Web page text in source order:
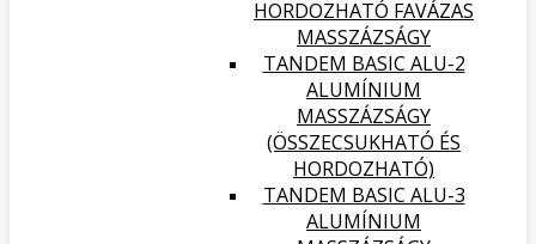
HORDOZHATÓ FAVÁZAS
MASSZÁZSÁGY
TANDEM BASIC ALU-2
ALUMÍNIUM
MASSZÁZSÁGY
(ÖSSZECSUKHATÓ ÉS
HORDOZHATÓ)
TANDEM BASIC ALU-3
ALUMÍNIUM